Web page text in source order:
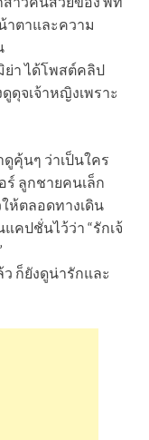
าตาและความ
ย่า ได้โพสต์คลิป
ดุจเจ้าหญิงเพราะ
คุ้นๆ ว่าเป็นใคร
ร์ ลูกชายคนเล็ก
ห้ตลอดทางเดิน
คปชั่นไว้ว่า “รักเจ้
ก็ยังดูน่ารักและ